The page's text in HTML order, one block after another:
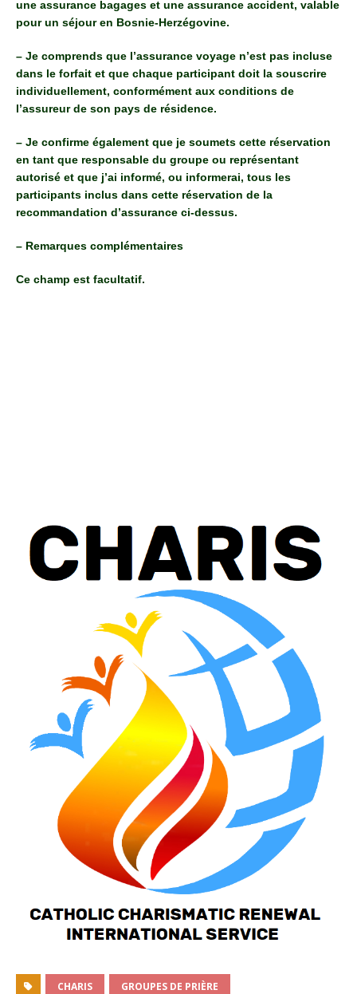
une assurance bagages et une assurance accident, valable
pour un séjour en Bosnie-Herzégovine.
– Je comprends que l’assurance voyage n’est pas incluse
dans le forfait et que chaque participant doit la souscrire
individuellement, conformément aux conditions de
l’assureur de son pays de résidence.
– Je confirme également que je soumets cette réservation
en tant que responsable du groupe ou représentant
autorisé et que j’ai informé, ou informerai, tous les
participants inclus dans cette réservation de la
recommandation d’assurance ci-dessus.
– Remarques complémentaires
Ce champ est facultatif.
CHARIS GROUPES DE PRIÈRE